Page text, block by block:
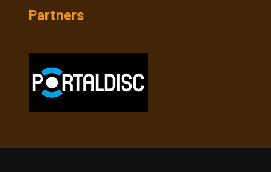
Partners